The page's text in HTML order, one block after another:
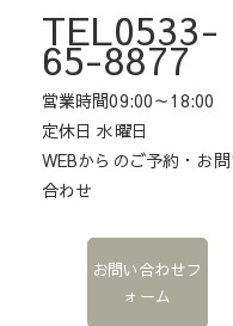
TEL0533-
65-8877
営業時間09:00～18:00
定休日 水曜日
WEBからのご予約・お
合わせ
お問い合わせフ
ォーム